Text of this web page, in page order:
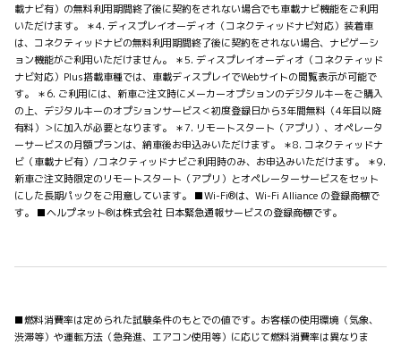
載ナビ有）の無料利用期間終了後に契約をされない場合でも車載ナビ機能をご利用
いただけます。 ＊4. ディスプレイオーディオ（コネクティッドナビ対応）装着車
は、コネクティッドナビの無料利用期間終了後に契約をされない場合、ナビゲーシ
ョン機能がご利用いただけません。 ＊5. ディスプレイオーディオ（コネクティッド
ナビ対応）Plus搭載車種では、車載ディスプレイでWebサイトの閲覧表示が可能で
す。 ＊6. ご利用には、新車ご注文時にメーカーオプションのデジタルキーをご購入
の上、デジタルキーのオプションサービス＜初度登録日から3年間無料（4年目以降
有料）＞に加入が必要となります。 ＊7. リモートスタート（アプリ）、オペレータ
ーサービスの月額プランは、納車後お申込みいただけます。 ＊8. コネクティッドナ
ビ（車載ナビ有）/コネクティッドナビご利用時のみ、お申込みいただけます。 ＊9.
新車ご注文時限定のリモートスタート（アプリ）とオペレーターサービスをセット
にした長期パックをご用意しています。 ■Wi-Fi®は、Wi-Fi Alliance の登録商標で
す。 ■ヘルプネット®は株式会社 日本緊急通報サービスの登録商標です。
■燃料消費率は定められた試験条件のもとでの値です。お客様の使用環境（気象、
渋滞等）や運転方法（急発進、エアコン使用等）に応じて燃料消費率は異なりま